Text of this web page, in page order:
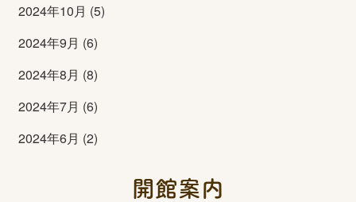
2024年10月 (5)
2024年9月 (6)
2024年8月 (8)
2024年7月 (6)
2024年6月 (2)
開館案内